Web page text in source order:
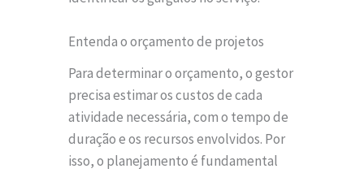
Entenda o orçamento de projetos
Para determinar o orçamento, o gestor
precisa estimar os custos de cada
atividade necessária, com o tempo de
duração e os recursos envolvidos. Por
isso, o planejamento é fundamental